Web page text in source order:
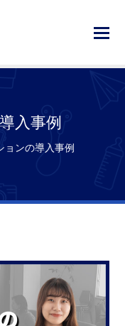
入事例
ョンの導入事例